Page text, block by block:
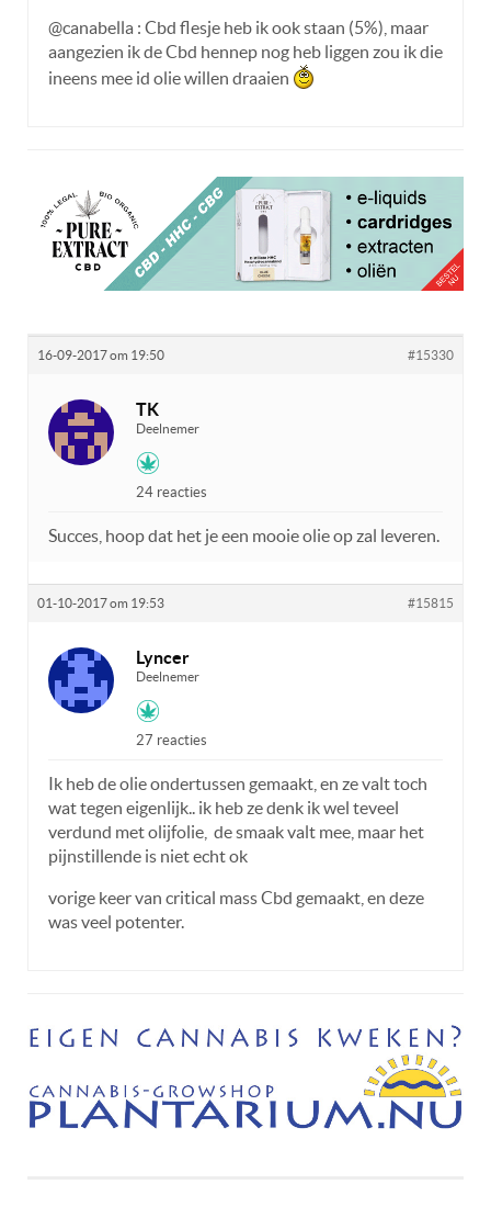
@canabella : Cbd flesje heb ik ook staan (5%), maar
aangezien ik de Cbd hennep nog heb liggen zou ik die
ineens mee id olie willen draaien
16-09-2017 om 19:50 #15330
TK
Deelnemer
24 reacties
Succes, hoop dat het je een mooie olie op zal leveren.
01-10-2017 om 19:53 #15815
Lyncer
Deelnemer
27 reacties
Ik heb de olie ondertussen gemaakt, en ze valt toch
wat tegen eigenlijk.. ik heb ze denk ik wel teveel
verdund met olijfolie, de smaak valt mee, maar het
pijnstillende is niet echt ok
vorige keer van critical mass Cbd gemaakt, en deze
was veel potenter.